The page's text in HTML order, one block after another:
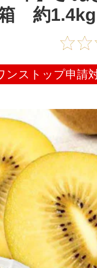
箱 約1.4kg
ンストップ申請